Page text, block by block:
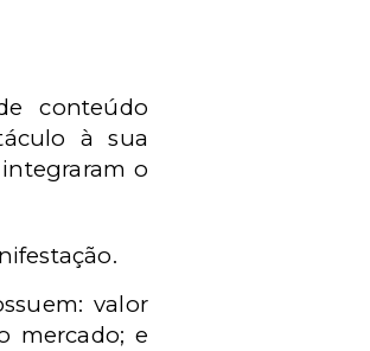
conteúdo
à sua
o
valor
mercado; e